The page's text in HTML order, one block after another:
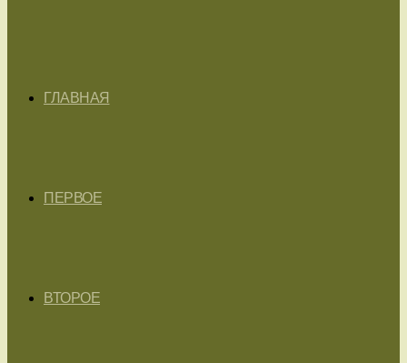
ГЛАВНАЯ
ПЕРВОЕ
ВТОРОЕ